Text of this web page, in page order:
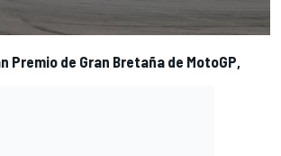
Premio de Gran Bretaña de MotoGP,